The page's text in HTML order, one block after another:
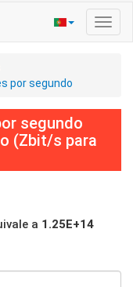
por segundo
segundo
(Zbit/s para
a 1.25E+14